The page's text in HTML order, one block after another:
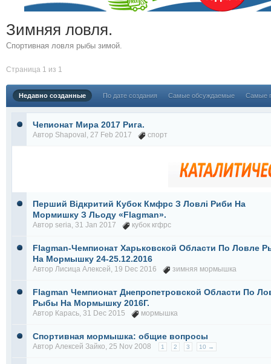
Зимняя ловля.
Спортивная ловля рыбы зимой.
Страница 1 из 1
Недавно созданные По дате создания Самые обсуждаемые Самые
Чепионат Мира 2017 Рига.
Автор Shapoval , 27 Feb 2017 спорт
Перший Відкритий Кубок Кмфрс З Ловлі Риби На
Мормишку З Льоду «Flagman».
Автор seria, 31 Jan 2017 кубок кгфрс
Flagman-Чемпионат Харьковской Области По Ловле
На Мормышку 24-25.12.2016
Автор Лисица Алексей, 19 Dec 2016 зимняя мормышка
Flagman Чемпионат Днепропетровской Области По
Рыбы На Мормышку 2016Г.
Автор Карась, 31 Dec 2015 мормышка
Спортивная мормышка: общие вопросы
Автор Алексей Зайко, 25 Nov 2008 1 2 3 10 →